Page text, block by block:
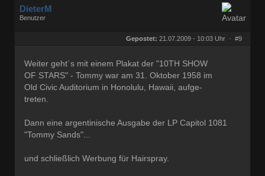
DieterM
Benutzer
Gepostet: 21.07.2009 - 10:03 Uhr · #9
Weiter geht´s mit einem Plakat der "10TH SHOW
OF STARS" - Tommy war am 31. Oktober 1958 im
Old Civic Auditorium in Honolulu, Hawaii, aufge-
treten.
Dann eine argentinische Ausgabe der LP Capitol 1081
"Tommy Sands"...
und schließlich Werbung für Hairspray.